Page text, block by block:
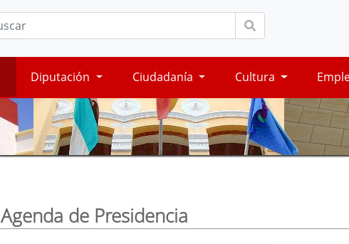
Diputación Ciudadanía Cultura
Agenda de Presidencia